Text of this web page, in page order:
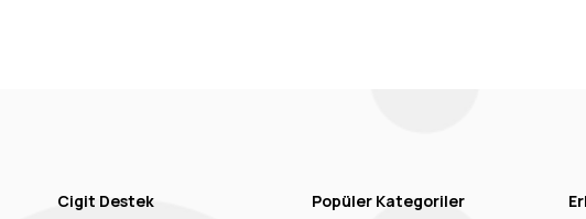
Cigit Destek
Popüler Kategoriler